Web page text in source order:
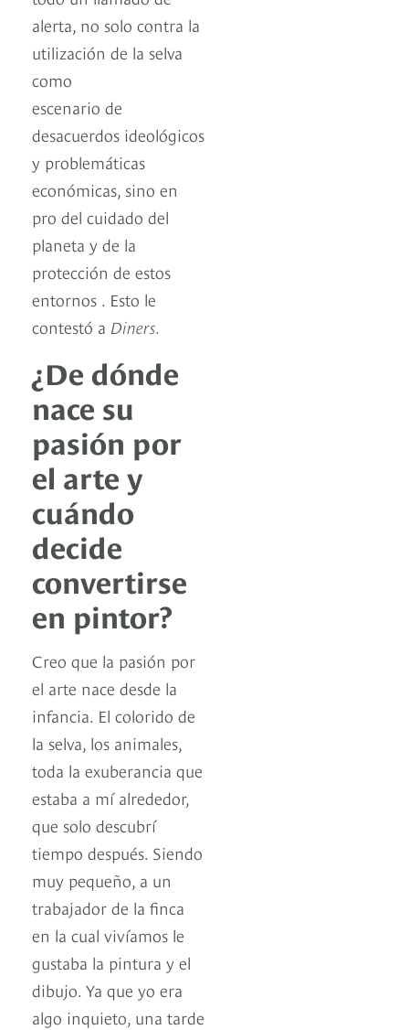
alerta, no solo contra la
utilización de la selva
como
escenario de
desacuerdos ideológicos
y problemáticas
económicas, sino en
pro del cuidado del
planeta y de la
protección de estos
entornos . Esto le
contestó a Diners.
¿De dónde
nace su
pasión por
el arte y
cuándo
decide
convertirse
en pintor?
Creo que la pasión por
el arte nace desde la
infancia. El colorido de
la selva, los animales,
toda la exuberancia que
estaba a mí alrededor,
que solo descubrí
tiempo después. Siendo
muy pequeño, a un
trabajador de la finca
en la cual vivíamos le
gustaba la pintura y el
dibujo. Ya que yo era
algo inquieto, una tarde